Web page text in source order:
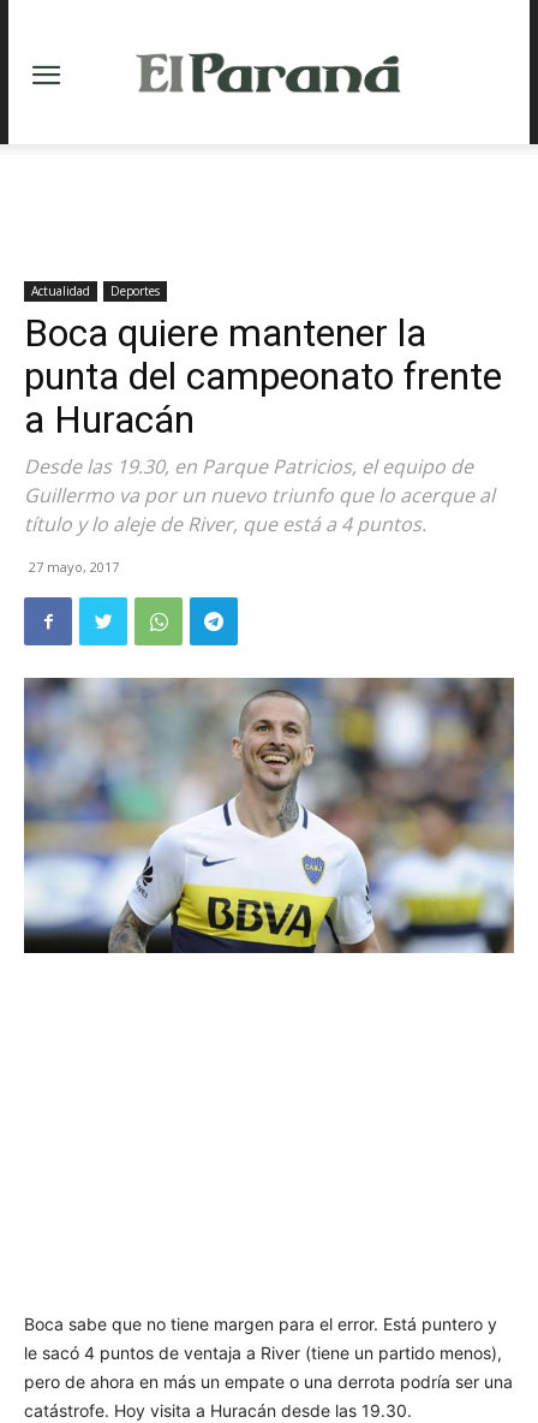
Actualidad Deportes
Boca quiere mantener la
punta del campeonato frente
a Huracán
Desde las 19.30, en Parque Patricios, el equipo de
Guillermo va por un nuevo triunfo que lo acerque al
título y lo aleje de River, que está a 4 puntos.
27 mayo, 2017
Boca sabe que no tiene margen para el error. Está puntero y
le sacó 4 puntos de ventaja a River (tiene un partido menos),
pero de ahora en más un empate o una derrota podría ser una
catástrofe. Hoy visita a Huracán desde las 19.30.